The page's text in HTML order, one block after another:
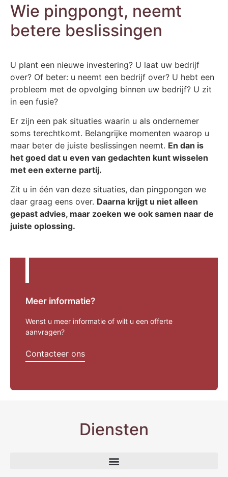
Wie pingpongt, neemt
betere beslissingen
U plant een nieuwe investering? U laat uw bedrijf
over? Of beter: u neemt een bedrijf over? U hebt een
probleem met de opvolging binnen uw bedrijf? U zit
in een fusie?
Er zijn een pak situaties waarin u als ondernemer
soms terechtkomt. Belangrijke momenten waarop u
maar beter de juiste beslissingen neemt. En dan is
het goed dat u even van gedachten kunt wisselen
met een externe partij.
Zit u in één van deze situaties, dan pingpongen we
daar graag eens over. Daarna krijgt u niet alleen
gepast advies, maar zoeken we ook samen naar de
juiste oplossing.
Meer informatie?
Wenst u meer informatie of wilt u een offerte
aanvragen?
Contacteer ons
Diensten